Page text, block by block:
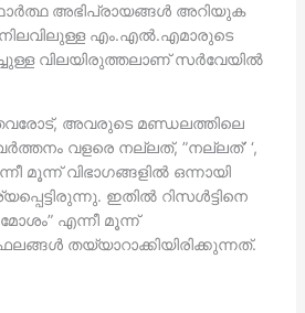
അഭിപ്രായങ്ങള്‍ അറിയുക
എം.എല്‍.എമാരുടെ
വിലയിരുത്തലാണ് സര്‍വേയില്‍
അവരുടെ മണ്ഡലത്തിലെ
വളരെ നല്ലത്, ”നല്ലത്’ ‘,
മൂന്ന് വിഭാഗങ്ങളില്‍ ഒന്നായി
ഇതില്‍ റിസള്‍ട്ടിനെ
എന്നീ മൂന്ന്
തയ്യാറാക്കിയിരിക്കുന്നത്.